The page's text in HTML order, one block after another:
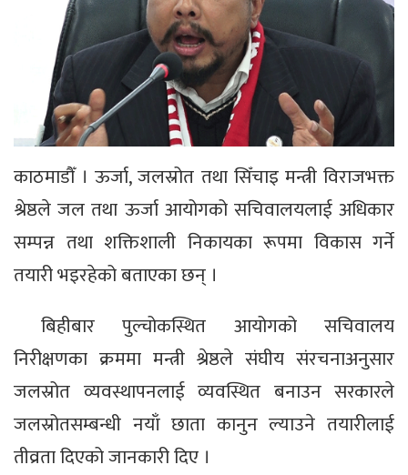
काठमाडौँ । ऊर्जा, जलस्रोत तथा सिँचाइ मन्त्री विराजभक्त
श्रेष्ठले जल तथा ऊर्जा आयोगको सचिवालयलाई अधिकार
सम्पन्न तथा शक्तिशाली निकायका रूपमा विकास गर्ने
तयारी भइरहेको बताएका छन् ।
बिहीबार पुल्चोकस्थित आयोगको सचिवालय
निरीक्षणका क्रममा मन्त्री श्रेष्ठले संघीय संरचनाअनुसार
जलस्रोत व्यवस्थापनलाई व्यवस्थित बनाउन सरकारले
जलस्रोतसम्बन्धी नयाँ छाता कानुन ल्याउने तयारीलाई
तीव्रता दिएको जानकारी दिए ।